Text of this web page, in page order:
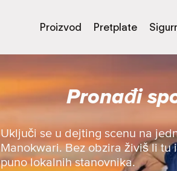
Proizvod Pretplate
Pronađi
Uključi se u dejting scenu na
Manokwari. Bez obzira živiš li
puno lokalnih stanovnika.